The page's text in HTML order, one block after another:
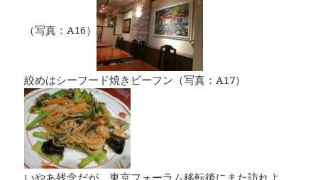
（写真：A16）
絞めはシーフード焼きビーフン（写真：A17）
いやあ残念だが、東京フォーラム移転後にまた訪れよ